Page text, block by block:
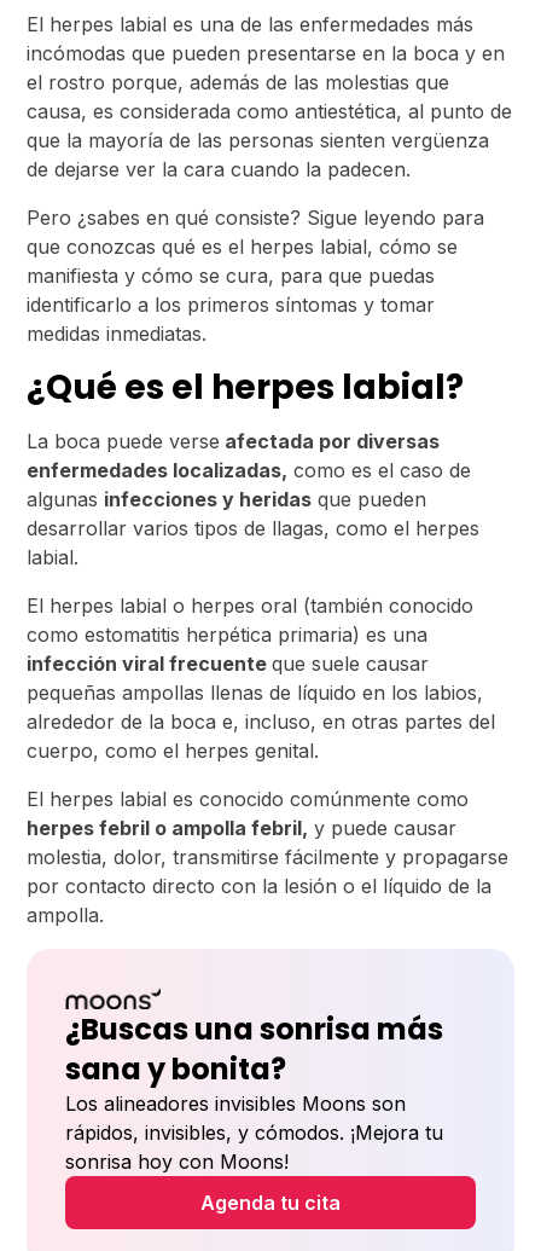
El herpes labial es una de las enfermedades más
incómodas que pueden presentarse en la boca y en
el rostro porque, además de las molestias que
causa, es considerada como antiestética, al punto de
que la mayoría de las personas sienten vergüenza
de dejarse ver la cara cuando la padecen.
Pero ¿sabes en qué consiste? Sigue leyendo para
que conozcas qué es el herpes labial, cómo se
manifiesta y cómo se cura, para que puedas
identificarlo a los primeros síntomas y tomar
medidas inmediatas.
¿Qué es el herpes labial?
La boca puede verse afectada por diversas
enfermedades localizadas, como es el caso de
algunas infecciones y heridas que pueden
desarrollar varios tipos de llagas, como el herpes
labial.
El herpes labial o herpes oral (también conocido
como estomatitis herpética primaria) es una
infección viral frecuenteque suele causar
pequeñas ampollas llenas de líquido en los labios,
alrededor de la boca e, incluso, en otras partes del
cuerpo, como el herpes genital.
El herpes labial es conocido comúnmente como
herpes febril o ampolla febril, y puede causar
molestia, dolor, transmitirse fácilmente y propagarse
por contacto directo con la lesión o el líquido de la
ampolla.
¿Buscas una sonrisa más
sana y bonita?
Los alineadores invisibles Moons son
rápidos, invisibles, y cómodos. ¡Mejora tu
sonrisa hoy con Moons!
Agenda tu cita